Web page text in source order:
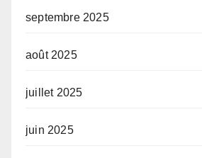
septembre 2025
août 2025
juillet 2025
juin 2025